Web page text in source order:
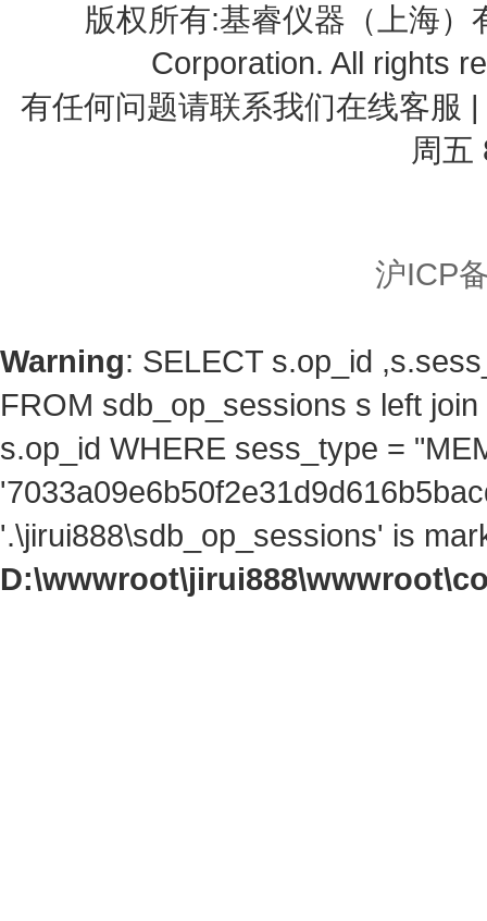
版权所有:基睿仪器（上海
Corporation. All rights
有任何问题请联系我们在线客服
周五
沪ICP
Warning: SELECT s.op_id
FROM sdb_op_sessions s left
s.op_id WHERE sess_type =
'.\jirui888\sdb_op_sessions' is